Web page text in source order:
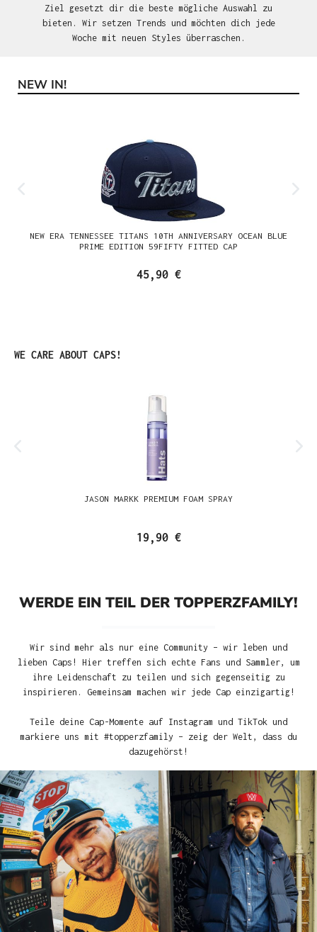
Ziel gesetzt dir die beste mögliche Auswahl zu
bieten. Wir setzen Trends und möchten dich jede
Woche mit neuen Styles überraschen.
Produktgalerie überspringen
NEW IN!
NEW ERA TENNESSEE TITANS 10TH ANNIVERSARY OCEAN BLUE
PRIME EDITION 59FIFTY FITTED CAP
45,90 €
Produktgalerie überspringen
WE CARE ABOUT CAPS!
JASON MARKK PREMIUM FOAM SPRAY
19,90 €
WERDE EIN TEIL DER TOPPERZFAMILY!
Wir sind mehr als nur eine Community – wir leben und
lieben Caps! Hier treffen sich echte Fans und Sammler, um
ihre Leidenschaft zu teilen und sich gegenseitig zu
inspirieren. Gemeinsam machen wir jede Cap einzigartig!
Teile deine Cap-Momente auf Instagram und TikTok und
markiere uns mit #topperzfamily – zeig der Welt, dass du
dazugehörst!